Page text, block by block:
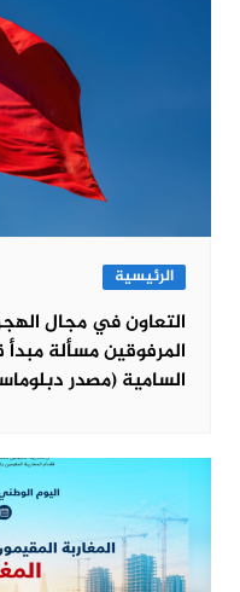
الرئيسية
التعاون في مجال
المرفوقين مسألة
السامية (مصدر